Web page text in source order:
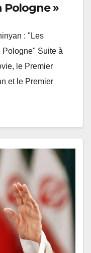
Pologne »
: "Les
Pologne" Suite à
le Premier
et le Premier